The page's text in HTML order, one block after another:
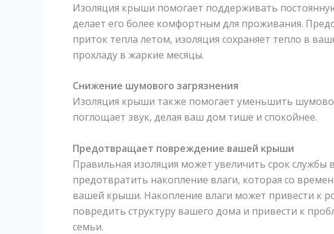
Изоляция крыши помогает поддерживать
делает его более комфортным для проживания.
приток тепла летом, изоляция сохраняет тепло в
прохладу в жаркие месяцы.
Снижение шумового загрязнения
Изоляция крыши также помогает уменьшить
поглощает звук, делая ваш дом тише и спокойнее.
Предотвращает повреждение вашей крыши
Правильная изоляция может увеличить срок
предотвратить накопление влаги, которая со
вашей крыши. Накопление влаги может привести к
повредить структуру вашего дома и привести к
семьи.